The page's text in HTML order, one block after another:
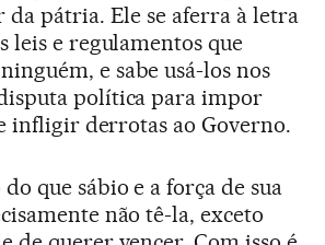
da pátria. Ele se aferra à letra
leis e regulamentos que
e sabe usá-los nos
política para impor
infligir derrotas ao Governo.
que sábio e a força de sua
não tê-la, exceto